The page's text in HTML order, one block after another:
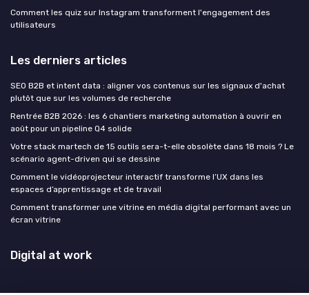
Comment les quiz sur Instagram transforment l'engagement des
utilisateurs
Les derniers articles
SEO B2B et intent data : aligner vos contenus sur les signaux d'achat
plutôt que sur les volumes de recherche
Rentrée B2B 2026 : les 6 chantiers marketing automation à ouvrir en
août pour un pipeline Q4 solide
Votre stack martech de 15 outils sera-t-elle obsolète dans 18 mois ? Le
scénario agent-driven qui se dessine
Comment le vidéoprojecteur interactif transforme l’UX dans les
espaces d’apprentissage et de travail
Comment transformer une vitrine en média digital performant avec un
écran vitrine
Digital at work